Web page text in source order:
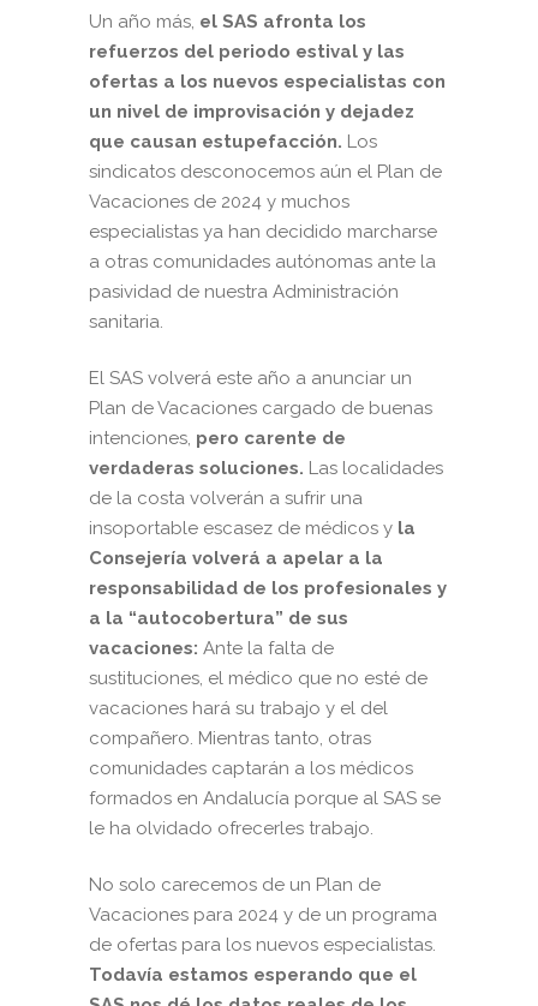
Un año más, el SAS afronta los
refuerzos del periodo estival y las
ofertas a los nuevos especialistas con
un nivel de improvisación y dejadez
que causan estupefacción. Los
sindicatos desconocemos aún el Plan de
Vacaciones de 2024 y muchos
especialistas ya han decidido marcharse
a otras comunidades autónomas ante la
pasividad de nuestra Administración
sanitaria.
El SAS volverá este año a anunciar un
Plan de Vacaciones cargado de buenas
intenciones, pero carente de
verdaderas soluciones. Las localidades
de la costa volverán a sufrir una
insoportable escasez de médicos y la
Consejería volverá a apelar a la
responsabilidad de los profesionales y
a la “autocobertura” de sus
vacaciones: Ante la falta de
sustituciones, el médico que no esté de
vacaciones hará su trabajo y el del
compañero. Mientras tanto, otras
comunidades captarán a los médicos
formados en Andalucía porque al SAS se
le ha olvidado ofrecerles trabajo.
No solo carecemos de un Plan de
Vacaciones para 2024 y de un programa
de ofertas para los nuevos especialistas.
Todavía estamos esperando que el